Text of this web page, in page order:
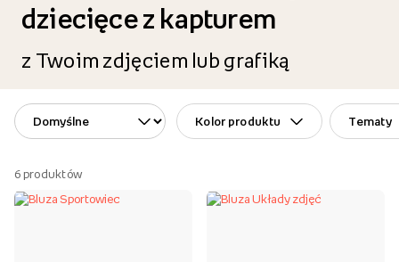
dziecięce z kapturem
z Twoim zdjęciem lub grafiką
Kolor produktu Tematy
6 produktów